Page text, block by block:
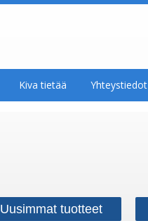
Kiva tietää Yhteystiedot
Uusimmat tuotteet